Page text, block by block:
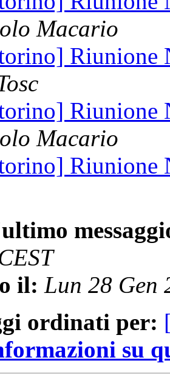
Macario
Riunione
Riunione
Macario
Riunione
il: Lun 28 Gen
ordinati per:
su